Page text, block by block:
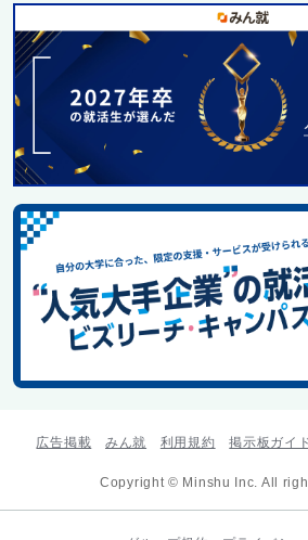
広告掲載 みん就 利用規約 掲示板ガイ
Copyright © Minshu Inc. All